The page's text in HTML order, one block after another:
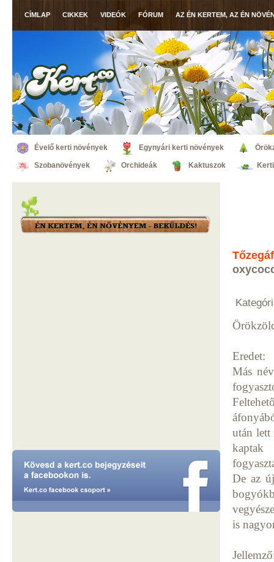
CÍMLAP CIKKEK VIDEÓK FÓRUM AZ ÉN KERTEM, AZ ÉN
Évelő kerti növények Egynyári kerti növények
Szobanövények Orchideák Kaktuszok
Eredet:
Más
után lett
kaptak
De az
is